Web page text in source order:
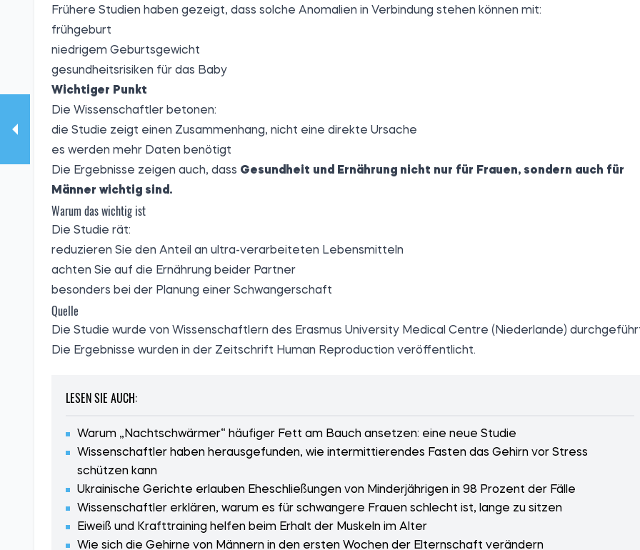
Frühere Studien haben gezeigt, dass solche Anomalien in Verbindung stehen können mit:
frühgeburt
niedrigem Geburtsgewicht
gesundheitsrisiken für das Baby
Wichtiger Punkt
Die Wissenschaftler betonen:
die Studie zeigt einen Zusammenhang, nicht eine direkte Ursache
es werden mehr Daten benötigt
Die Ergebnisse zeigen auch, dass Gesundheit und Ernährung nicht nur für Frauen, sondern auch für
Männer wichtig sind.
Warum das wichtig ist
Die Studie rät:
reduzieren Sie den Anteil an ultra-verarbeiteten Lebensmitteln
achten Sie auf die Ernährung beider Partner
besonders bei der Planung einer Schwangerschaft
Quelle
Die Studie wurde von Wissenschaftlern des Erasmus University Medical Centre (Niederlande)
Die Ergebnisse wurden in der Zeitschrift Human Reproduction veröffentlicht.
LESEN SIE AUCH:
Warum „Nachtschwärmer“ häufiger Fett am Bauch ansetzen: eine neue Studie
Wissenschaftler haben herausgefunden, wie intermittierendes Fasten das Gehirn vor Stress
schützen kann
Ukrainische Gerichte erlauben Eheschließungen von Minderjährigen in 98 Prozent der Fälle
Wissenschaftler erklären, warum es für schwangere Frauen schlecht ist, lange zu sitzen
Eiweiß und Krafttraining helfen beim Erhalt der Muskeln im Alter
Wie sich die Gehirne von Männern in den ersten Wochen der Elternschaft verändern